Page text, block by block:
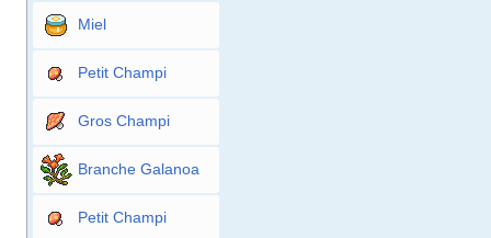
Miel
Petit Champi
Gros Champi
Branche Galanoa
Petit Champi